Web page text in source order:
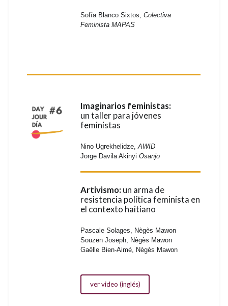
Sofía Blanco Sixtos, Colectiva
Feminista MAPAS
Imaginarios feministas:
un taller para jóvenes
feministas
Nino Ugrekhelidze,AWID
Jorge Davila Akinyi Osanjo
Artivismo: un arma de
resistencia política feminista en
el contexto haitiano
Pascale Solages, Nègès Mawon
Souzen Joseph, Nègès Mawon
Gaëlle Bien-Aimé, Nègès Mawon
ver video (inglés)